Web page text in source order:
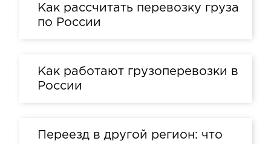
Как рассчитать перевозку груза
по России
Как работают грузоперевозки в
России
Переезд в другой регион: что